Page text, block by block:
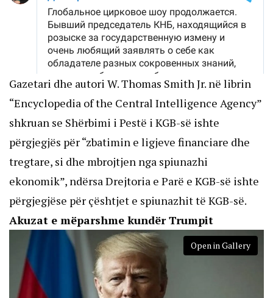
Gazetari dhe autori W. Thomas Smith Jr. në librin
“Encyclopedia of the Central Intelligence Agency”
shkruan se Shërbimi i Pestë i KGB-së ishte
përgjegjës për “zbatimin e ligjeve financiare dhe
tregtare, si dhe mbrojtjen nga spiunazhi
ekonomik”, ndërsa Drejtoria e Parë e KGB-së ishte
përgjegjëse për çështjet e spiunazhit të KGB-së.
Akuzat e mëparshme kundër Trumpit
Open in Gallery